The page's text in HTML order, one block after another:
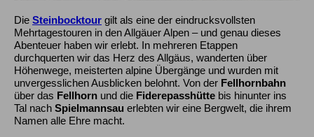
Die Steinbocktour gilt als eine der eindrucksvollsten
Mehrtagestouren in den Allgäuer Alpen – und genau dieses
Abenteuer haben wir erlebt. In mehreren Etappen
durchquerten wir das Herz des Allgäus, wanderten über
Höhenwege, meisterten alpine Übergänge und wurden mit
unvergesslichen Ausblicken belohnt. Von der Fellhornbahn
über das Fellhorn und die Fiderepasshütte bis hinunter ins
Tal nach Spielmannsau erlebten wir eine Bergwelt, die ihrem
Namen alle Ehre macht.